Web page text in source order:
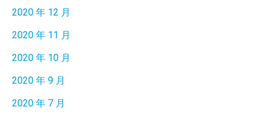
2020 年 12 月
2020 年 11 月
2020 年 10 月
2020 年 9 月
2020 年 7 月